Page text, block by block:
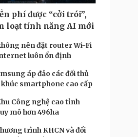
phí được “cởi trói”,
loạt tính năng AI mới
nên đặt router Wi-Fi
luôn ổn định
áp đảo các đối thủ
smartphone cao cấp
Công nghệ cao tỉnh
mô hơn 496ha
trình KHCN và đổi